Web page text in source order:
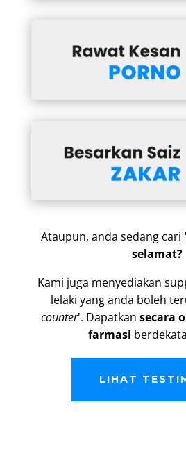
Ataupun, anda sedang cari
selamat?
Kami juga menyediakan
lelaki yang anda boleh
counter'. Dapatkan secara
farmasi
LIHAT